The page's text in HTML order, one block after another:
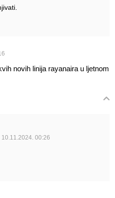
novih linija rayanaira u ljetnom
10.11.2024. 00:26